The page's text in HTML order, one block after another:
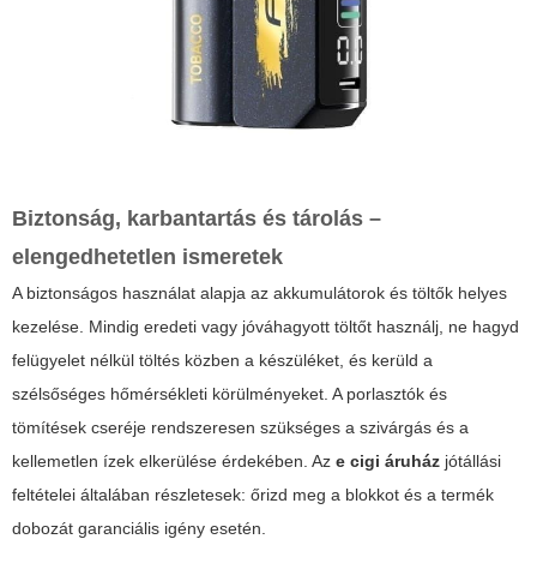
Biztonság, karbantartás és tárolás –
elengedhetetlen ismeretek
A biztonságos használat alapja az akkumulátorok és töltők helyes
kezelése. Mindig eredeti vagy jóváhagyott töltőt használj, ne hagyd
felügyelet nélkül töltés közben a készüléket, és kerüld a
szélsőséges hőmérsékleti körülményeket. A porlasztók és
tömítések cseréje rendszeresen szükséges a szivárgás és a
kellemetlen ízek elkerülése érdekében. Az e cigi áruház jótállási
feltételei általában részletesek: őrizd meg a blokkot és a termék
dobozát garanciális igény esetén.